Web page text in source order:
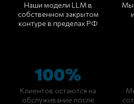
Наши модели LLM в
собственном закрытом
контуре в пределах РФ
Мы
100%
Клиентов остаются на
обслуживание после